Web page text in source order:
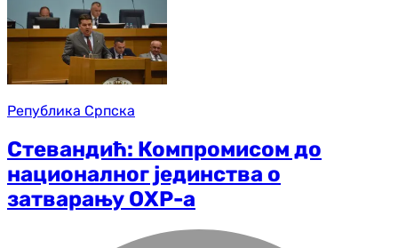
Република Српска
Стевандић: Компромисом до
националног јединства о
затварању ОХР-а